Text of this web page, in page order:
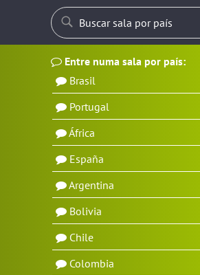
Entre numa sala por país:
Brasil
Portugal
África
España
Argentina
Bolivia
Chile
Colombia